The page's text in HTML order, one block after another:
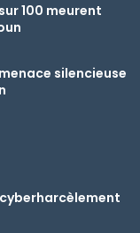
100 meurent
silencieuse